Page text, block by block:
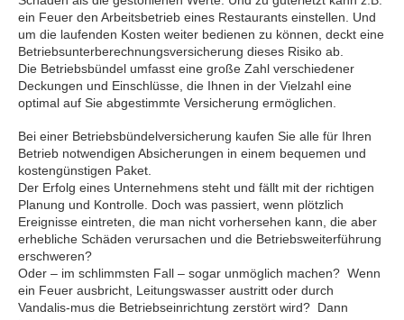
ein Feuer den Arbeitsbetrieb eines Restaurants einstellen. Und
um die laufenden Kosten weiter bedienen zu können, deckt eine
Betriebsunterberechnungsversicherung dieses Risiko ab.
Die Betriebsbündel umfasst eine große Zahl verschiedener
Deckungen und Einschlüsse, die Ihnen in der Vielzahl eine
optimal auf Sie abgestimmte Versicherung ermöglichen.
Bei einer Betriebsbündelversicherung kaufen Sie alle für Ihren
Betrieb notwendigen Absicherungen in einem bequemen und
kostengünstigen Paket.
Der Erfolg eines Unternehmens steht und fällt mit der richtigen
Planung und Kontrolle. Doch was passiert, wenn plötzlich
Ereignisse eintreten, die man nicht vorhersehen kann, die aber
erhebliche Schäden verursachen und die Betriebsweiterführung
erschweren?
Oder – im schlimmsten Fall – sogar unmöglich machen? Wenn
ein Feuer ausbricht, Leitungswasser austritt oder durch
Vandalis-mus die Betriebseinrichtung zerstört wird? Dann